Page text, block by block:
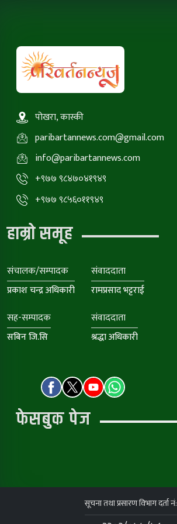
पोखरा, कास्की
paribartannews.com@gmail.com
info@paribartannews.com
+९७७ ९८४७०४१९४९
+९७७ ९८५६०११९४९
हाम्रो समूह
संचालक/सम्पादक
प्रकाश चन्द्र अधिकारी
संवाददाता
रामप्रसाद भट्टराई
सह-सम्पादक
सबिन जि.सि
संवाददाता
श्रद्धा अधिकारी
फेसबुक पेज
सूचना तथा प्रसारण विभाग दर्ता नं: